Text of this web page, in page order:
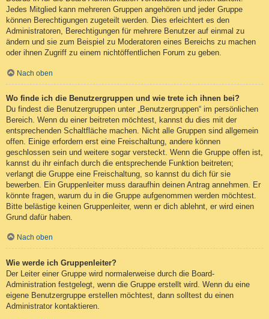
Jedes Mitglied kann mehreren Gruppen angehören und jeder Gruppe
können Berechtigungen zugeteilt werden. Dies erleichtert es den
Administratoren, Berechtigungen für mehrere Benutzer auf einmal zu
ändern und sie zum Beispiel zu Moderatoren eines Bereichs zu machen
oder ihnen Zugriff zu einem nichtöffentlichen Forum zu geben.
Nach oben
Wo finde ich die Benutzergruppen und wie trete ich ihnen bei?
Du findest die Benutzergruppen unter „Benutzergruppen“ im persönlichen
Bereich. Wenn du einer beitreten möchtest, kannst du dies mit der
entsprechenden Schaltfläche machen. Nicht alle Gruppen sind allgemein
offen. Einige erfordern erst eine Freischaltung, andere können
geschlossen sein und weitere sogar versteckt. Wenn die Gruppe offen ist,
kannst du ihr einfach durch die entsprechende Funktion beitreten;
verlangt die Gruppe eine Freischaltung, so kannst du dich für sie
bewerben. Ein Gruppenleiter muss daraufhin deinen Antrag annehmen. Er
könnte fragen, warum du in die Gruppe aufgenommen werden möchtest.
Bitte belästige keinen Gruppenleiter, wenn er dich ablehnt, er wird einen
Grund dafür haben.
Nach oben
Wie werde ich Gruppenleiter?
Der Leiter einer Gruppe wird normalerweise durch die Board-
Administration festgelegt, wenn die Gruppe erstellt wird. Wenn du eine
eigene Benutzergruppe erstellen möchtest, dann solltest du einen
Administrator kontaktieren.